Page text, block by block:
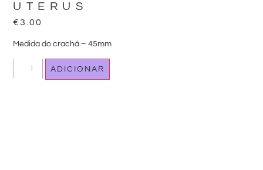
UTERUS
€3.00
Medida do crachá – 45mm
ADICIONAR